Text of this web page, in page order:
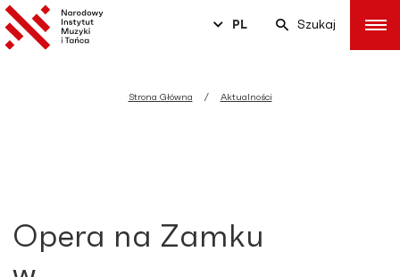
PL Szukaj
Strona Główna Aktualności
Opera na Zamku